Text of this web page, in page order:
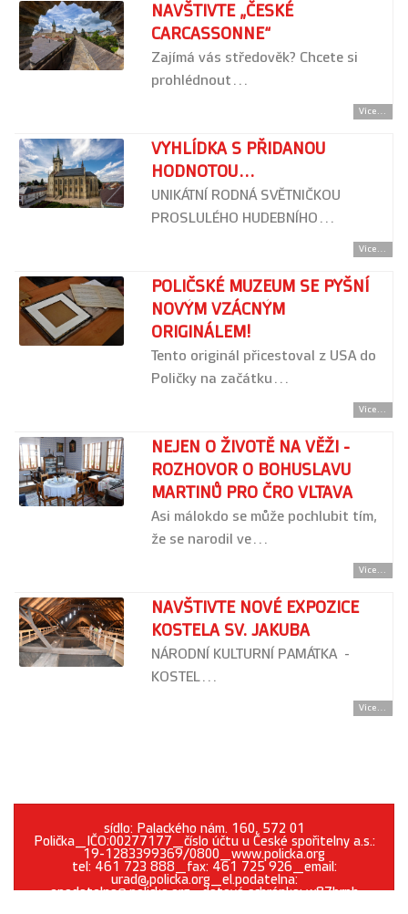
NAVŠTIVTE „ČESKÉ
CARCASSONNE“
Zajímá vás středověk? Chcete si
prohlédnout…
Více...
VYHLÍDKA S PŘIDANOU
HODNOTOU...
UNIKÁTNÍ RODNÁ SVĚTNIČKOU
PROSLULÉHO HUDEBNÍHO…
Více...
POLIČSKÉ MUZEUM SE PYŠNÍ
NOVÝM VZÁCNÝM
ORIGINÁLEM!
Tento originál přicestoval z USA do
Poličky na začátku…
Více...
NEJEN O ŽIVOTĚ NA VĚŽI -
ROZHOVOR O BOHUSLAVU
MARTINŮ PRO ČRO VLTAVA
Asi málokdo se může pochlubit tím,
že se narodil ve…
Více...
NAVŠTIVTE NOVÉ EXPOZICE
KOSTELA SV. JAKUBA
NÁRODNÍ KULTURNÍ PAMÁTKA -
KOSTEL…
Více...
sídlo: Palackého nám. 160, 572 01
Polička_IČO:00277177_číslo účtu u České spořitelny a.s.:
19-1283399369/0800_www.policka.org
tel: 461 723 888_fax: 461 725 926_email:
urad@policka.org_el.podatelna:
epodatelna@policka.org_datová schránka: w87brph